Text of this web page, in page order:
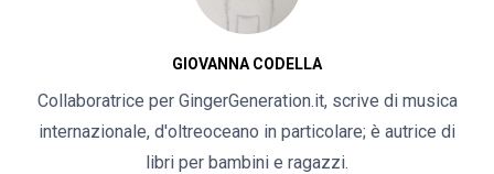
GIOVANNA CODELLA
Collaboratrice per GingerGeneration.it, scrive di musica
internazionale, d'oltreoceano in particolare; è autrice di
libri per bambini e ragazzi.